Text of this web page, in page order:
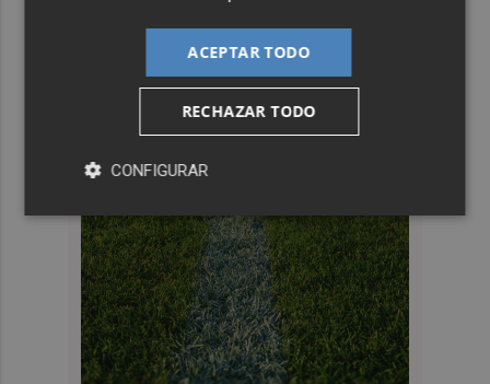
ACEPTAR TODO
RECHAZAR TODO
CONFIGURAR